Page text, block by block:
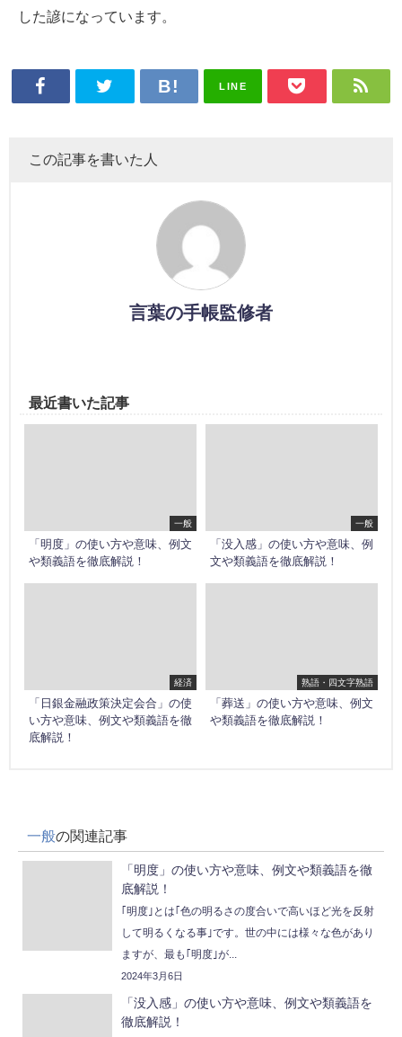
した諺になっています。
LINE
この記事を書いた人
言葉の手帳監修者
最近書いた記事
一般
「明度」の使い方や意味、例文
や類義語を徹底解説！
一般
「没入感」の使い方や意味、例
文や類義語を徹底解説！
経済
「日銀金融政策決定会合」の使
い方や意味、例文や類義語を徹
底解説！
熟語・四文字熟語
「葬送」の使い方や意味、例文
や類義語を徹底解説！
一般の関連記事
「明度」の使い方や意味、例文や類義語を徹
底解説！
｢明度｣とは｢色の明るさの度合いで高いほど光を反射
して明るくなる事｣です。世の中には様々な色があり
ますが、最も｢明度｣が...
2024年3月6日
「没入感」の使い方や意味、例文や類義語を
徹底解説！